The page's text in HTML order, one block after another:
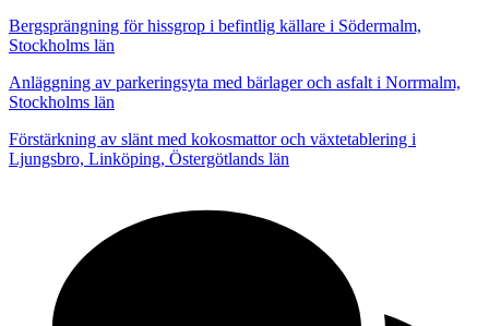
Bergsprängning för hissgrop i befintlig källare i Södermalm,
Stockholms län
Anläggning av parkeringsyta med bärlager och asfalt i Norrmalm,
Stockholms län
Förstärkning av slänt med kokosmattor och växtetablering i
Ljungsbro, Linköping, Östergötlands län